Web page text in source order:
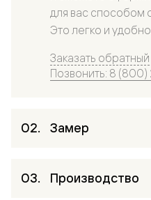
для вас способом
Это легко и удобно.
Заказать
Позвонить: 8
Замер
Производство